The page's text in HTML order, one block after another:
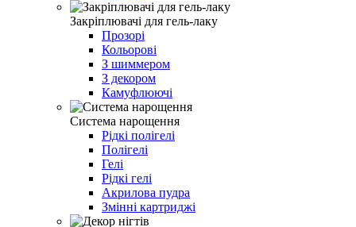
Закріплювачі для гель-лаку
Прозорі
Кольорові
З шиммером
З декором
Камуфлюючі
Система нарощення
Рідкі полігелі
Полігелі
Гелі
Рідкі гелі
Акрилова пудра
Змінні картриджі